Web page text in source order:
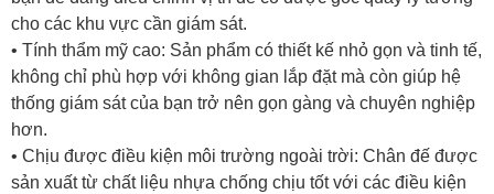
cho các khu vực cần giám sát.
• Tính thẩm mỹ cao: Sản phẩm có thiết kế nhỏ gọn và tinh tế,
không chỉ phù hợp với không gian lắp đặt mà còn giúp hệ
thống giám sát của bạn trở nên gọn gàng và chuyên nghiệp
hơn.
• Chịu được điều kiện môi trường ngoài trời: Chân đế được
sản xuất từ chất liệu nhựa chống chịu tốt với các điều kiện